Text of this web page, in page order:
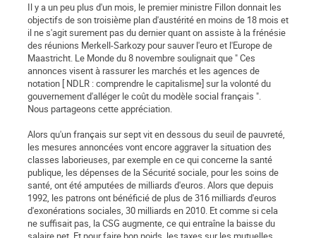
Il y a un peu plus d'un mois, le premier ministre Fillon donnait les
objectifs de son troisième plan d'austérité en moins de 18 mois et
il ne s'agit surement pas du dernier quant on assiste à la frénésie
des réunions Merkell-Sarkozy pour sauver l'euro et l'Europe de
Maastricht. Le Monde du 8 novembre soulignait que " Ces
annonces visent à rassurer les marchés et les agences de
notation [ NDLR : comprendre le capitalisme] sur la volonté du
gouvernement d'alléger le coût du modèle social français ".
Nous partageons cette appréciation.
Alors qu'un français sur sept vit en dessous du seuil de pauvreté,
les mesures annoncées vont encore aggraver la situation des
classes laborieuses, par exemple en ce qui concerne la santé
publique, les dépenses de la Sécurité sociale, pour les soins de
santé, ont été amputées de milliards d'euros. Alors que depuis
1992, les patrons ont bénéficié de plus de 316 milliards d'euros
d'exonérations sociales, 30 milliards en 2010. Et comme si cela
ne suffisait pas, la CSG augmente, ce qui entraîne la baisse du